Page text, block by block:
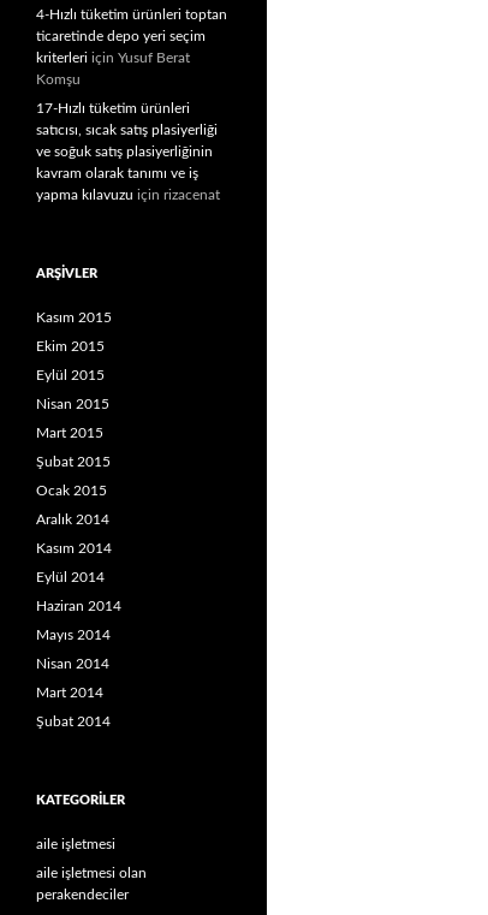
4-Hızlı tüketim ürünleri toptan
ticaretinde depo yeri seçim
kriterleri için Yusuf Berat
Komşu
17-Hızlı tüketim ürünleri
satıcısı, sıcak satış plasiyerliği
ve soğuk satış plasiyerliğinin
kavram olarak tanımı ve iş
yapma kılavuzu için rizacenat
ARŞIVLER
Kasım 2015
Ekim 2015
Eylül 2015
Nisan 2015
Mart 2015
Şubat 2015
Ocak 2015
Aralık 2014
Kasım 2014
Eylül 2014
Haziran 2014
Mayıs 2014
Nisan 2014
Mart 2014
Şubat 2014
KATEGORILER
aile işletmesi
aile işletmesi olan
perakendeciler